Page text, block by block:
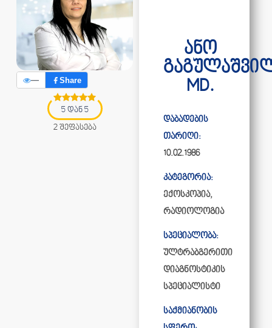
— Share
5 დან 5
2 შეფასება
ანო
MD.
დაბადების
თარიღი:
10.02.1986
კატეგორია:
ექოსკოპია,
რადიოლოგია
სპეციალობა:
ულტრაბგერითი
დიაგნოსტიკის
სპეციალისტი
საქმიანობის